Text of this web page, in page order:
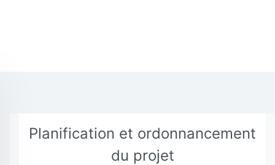
Planification et ordonnancement
du projet